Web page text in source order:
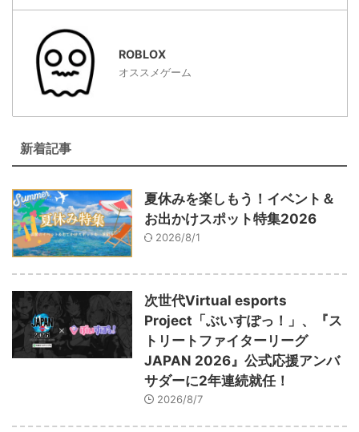
ROBLOX
オススメゲーム
新着記事
夏休みを楽しもう！イベント＆
お出かけスポット特集2026
2026/8/1
次世代Virtual esports
Project「ぶいすぽっ！」、『ス
トリートファイターリーグ
JAPAN 2026』公式応援アンバ
サダーに2年連続就任！
2026/8/7